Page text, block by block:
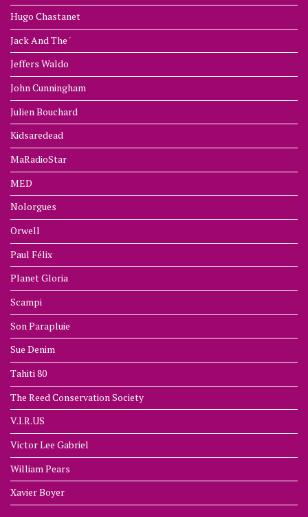
Hugo Chastanet
Jack And The '
Jeffers Waldo
John Cunningham
Julien Bouchard
Kidsaredead
MaRadioStar
MED
Nolorgues
Orwell
Paul Félix
Planet Gloria
Scampi
Son Parapluie
Sue Denim
Tahiti 80
The Reed Conservation Society
V.I.R.US
Victor Lee Gabriel
William Pears
Xavier Boyer